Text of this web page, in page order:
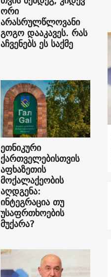
ორი
არასრულწლოვანი
გოგო დააკავეს. რას
აჩვენებს ეს საქმე
ეთნიკური
ქართველებისთვის
აფხაზეთის
მოქალაქეობის
აღდგენა:
ინტეგრაცია თუ
უსაფრთხოების
მუქარა?